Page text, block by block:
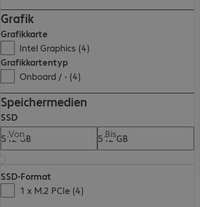
Grafik
Grafikkarte
Intel Graphics (4)
Grafikkartentyp
Onboard / - (4)
Speichermedien
SSD
Von
Bis
SSD-Format
1 x M.2 PCIe (4)